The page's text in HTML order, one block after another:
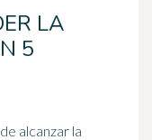
LA
5
alcanzar la